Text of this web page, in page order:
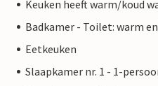
Keuken heeft warm/koud
Badkamer - Toilet: warm
Eetkeuken
Slaapkamer nr. 1 - 1-